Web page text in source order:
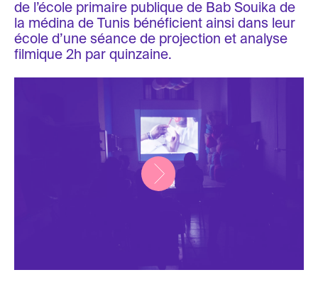
de l’école primaire publique de Bab Souika de
la médina de Tunis bénéficient ainsi dans leur
école d’une séance de projection et analyse
filmique 2h par quinzaine.